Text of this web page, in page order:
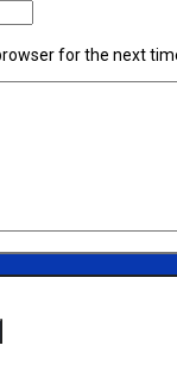
for the next